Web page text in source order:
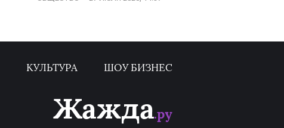
КУЛЬТУРА ШОУ БИЗНЕС